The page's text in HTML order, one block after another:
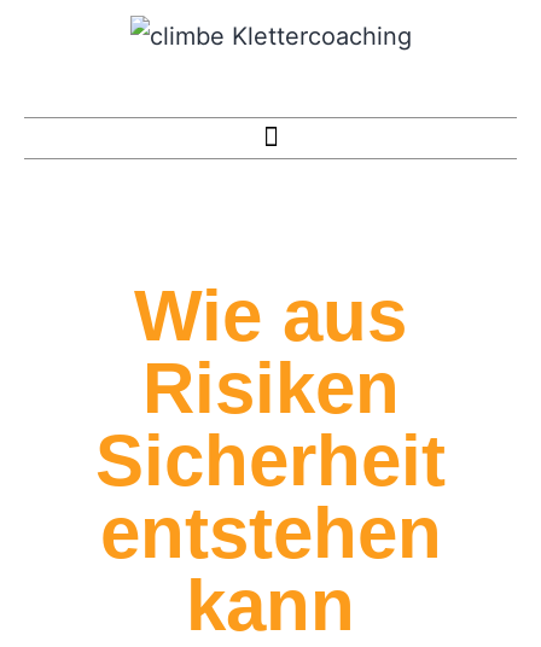
Wie aus
Risiken
Sicherheit
entstehen
kann